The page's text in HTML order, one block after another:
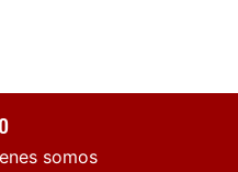
somos